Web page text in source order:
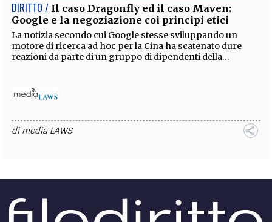
DIRITTO / Il caso Dragonfly ed il caso Maven:
Google e la negoziazione coi principi etici
La notizia secondo cui Google stesse sviluppando un
motore di ricerca ad hoc per la Cina ha scatenato dure
reazioni da parte di un gruppo di dipendenti della...
dimedia LAWS